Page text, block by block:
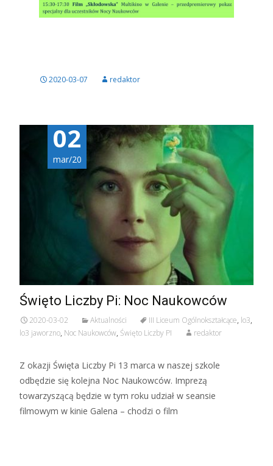
2020-03-07 redaktor
02
mar/20
Święto Liczby Pi: Noc Naukowców
2020-03-02 Aktualności III Liceum Ogólnokształcące, lo3,
lo3 jaworzno, Noc Naukowców, Święto Liczby PI redaktor
Z okazji Święta Liczby Pi 13 marca w naszej szkole
odbędzie się kolejna Noc Naukowców. Imprezą
towarzyszącą będzie w tym roku udział w seansie
filmowym w kinie Galena – chodzi o film